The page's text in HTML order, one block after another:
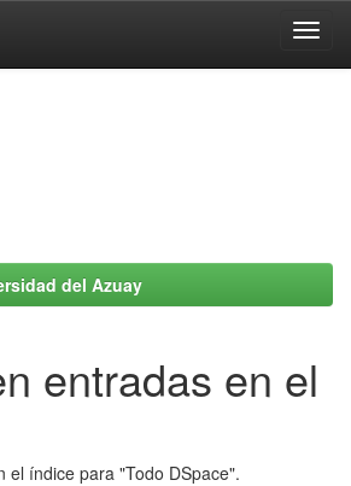
del Azuay
entradas en el
el índice para "Todo DSpace".